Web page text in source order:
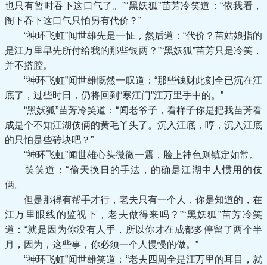
也只有暂时吞下这口气了。”“黑妖狐”苗芳冷笑道：“依我看，
阁下吞下这口气只怕另有代价？”
“神环飞虹”闻世雄先是一怔，然后道：“代价？苗姑娘指的
是江万里早先所付给我的那些银两？”“黑妖狐”苗芳只是冷笑，
并不搭腔。
“神环飞虹”闻世雄慨然一叹道：“那些钱财此刻全已沉在江
底了，过些时日，仍将回到“寒江门”江万里手中的。”
“黑妖狐”苗芳冷笑道：“闻老爷子，看样子你是把我苗芳看
成是个不知江湖伎俩的黄毛丫头了。沉入江底，哼，沉入江底
的只怕是些砖块吧？”
“神环飞虹”闻世雄心头微微一震，脸上神色则镇定如常。
笑笑道：“偷天换日的手法，的确是江湖中人惯用的伎
俩。
但是那得有帮手才行，老夫只有一个人，你是知道的，在
江万里眼线的监视下，老夫做得来吗？”“黑妖狐”苗芳冷笑
道：“就是因为你没有人手，所以你才在成都多停留了两个半
月，因为，这些事，你必须一个人慢慢的做。”
“神环飞虹”闻世雄笑道：“老夫四周全是江万里的耳目，就